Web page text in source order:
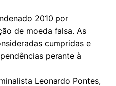
2010 por
de moeda falsa. As
cumpridas e
perante à
Leonardo Pontes,